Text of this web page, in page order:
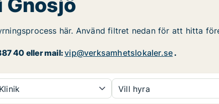
här. Använd filtret nedan för att hitta
40 eller mail:vip@verksamhetslokaler.se.
Klinik Vill hyra